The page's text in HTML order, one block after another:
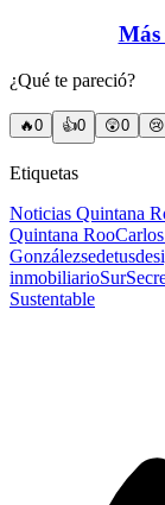
¿Qué te pareció?
🔥0 👍0 😲0 😢
Etiquetas
Noticias Quintana
Quintana Roo
Gonzálezsedetus
inmobiliarioSur
Sustentable